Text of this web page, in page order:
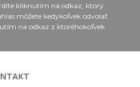
kliknutím na odkaz, ktorý
môžete kedykoľvek odvolať
na odkaz z ktoréhokoľvek